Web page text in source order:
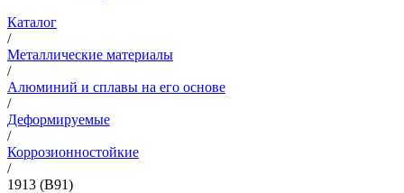
Каталог
/
Металлические материалы
/
Алюминий и сплавы на его основе
/
Деформируемые
/
Коррозионностойкие
/
1913 (В91)